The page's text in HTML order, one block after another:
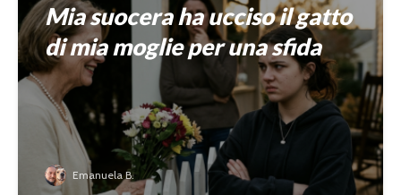
Mia suocera ha ucciso il gatto
di mia moglie per una sfida
Emanuela B.